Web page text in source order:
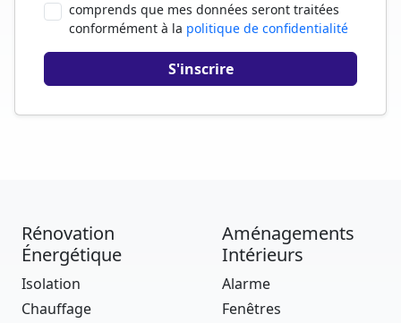
comprends que mes données seront traitées
conformément à la politique de confidentialité
Rénovation
Énergétique
Isolation
Chauffage
Aménagements
Intérieurs
Alarme
Fenêtres